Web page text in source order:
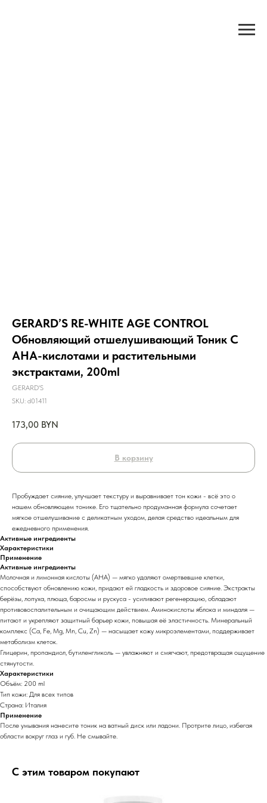
GERARD’S RE-WHITE AGE CONTROL
Обновляющий отшелушивающий Тоник С
АНА-кислотами и растительными
экстрактами, 200ml
GERARD'S
SKU: d01411
173,00 BYN
В корзину
Пробуждает сияние, улучшает текстуру и выравнивает тон кожи - всё это о
нашем обновляющем тонике. Его тщательно продуманная формула сочетает
мягкое отшелушивание с деликатным уходом, делая средство идеальным для
ежедневного применения.
Активные ингредиенты
Характеристики
Применение
Активные ингредиенты
Молочная и лимонная кислоты (АНА) — мягко удаляют омертвевшие клетки,
способствуют обновлению кожи, придают ей гладкость и здоровое сияние. Экстракты
берёзы, лопуха, плюща, баросмы и рускуса - усиливают регенерацию, обладают
противовоспалительным и очищающим действием. Аминокислоты яблока и миндаля —
питают и укрепляют защитный барьер кожи, повышая её эластичность. Минеральный
комплекс (Са, Fe, Mg, Mn, Cu, Zn) — насыщает кожу микроэлементами, поддерживает
метаболизм клеток.
Глицерин, пропандиол, бутиленгликоль — увлажняют и смягчают, предотвращая ощущение
стянутости.
Характеристики
Объём: 200 ml
Тип кожи: Для всех типов
Страна: Италия
Применение
После умывания нанесите тоник на ватный диск или ладони. Протрите лицо, избегая
области вокруг глаз и губ. Не смывайте.
С этим товаром покупают